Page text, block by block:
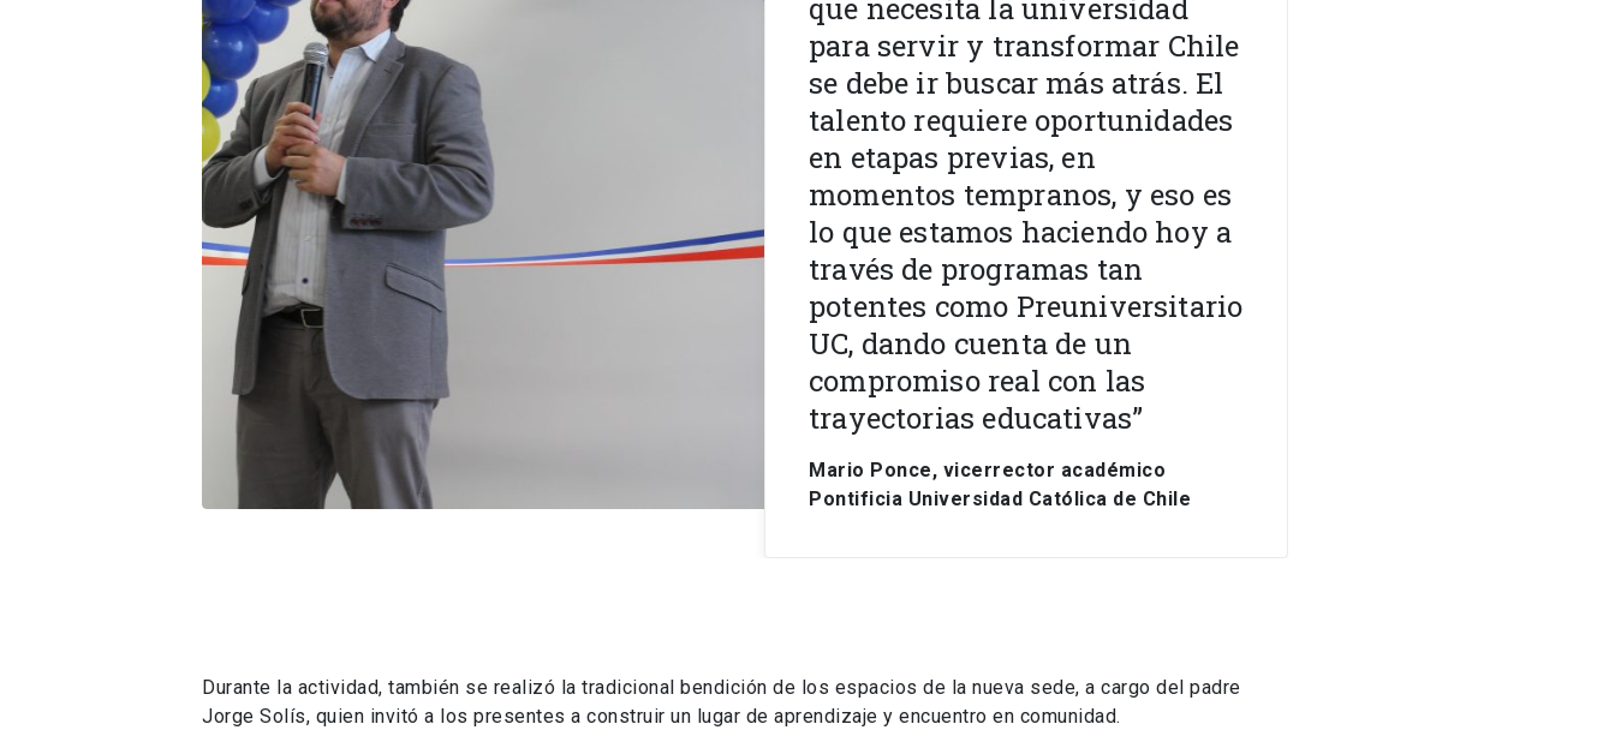
que necesita la universidad
para servir y transformar Chile
se debe ir buscar más atrás. El
talento requiere oportunidades
en etapas previas, en
momentos tempranos, y eso es
lo que estamos haciendo hoy a
través de programas tan
potentes como Preuniversitario
UC, dando cuenta de un
compromiso real con las
trayectorias educativas”
Mario Ponce, vicerrector académico
Pontificia Universidad Católica de Chile
Durante la actividad, también se realizó la tradicional bendición de los espacios de la nueva sede, a cargo del padre
Jorge Solís, quien invitó a los presentes a construir un lugar de aprendizaje y encuentro en comunidad.